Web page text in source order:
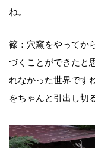
ね。
篠：穴窯をやってか
づくことができたと
れなかった世界です
をちゃんと引出し切